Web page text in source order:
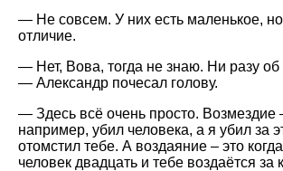
— Не совсем. У них есть маленькое,
отличие.
— Нет, Вова, тогда не знаю. Ни разу
— Александр почесал голову.
— Здесь всё очень просто. Возмездие
например, убил человека, а я убил за
отомстил тебе. А воздаяние – это
человек двадцать и тебе воздаётся за